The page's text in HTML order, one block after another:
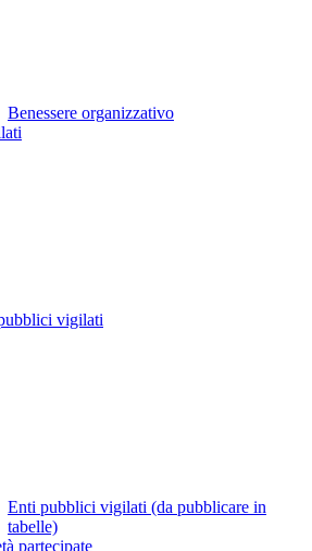
Benessere organizzativo
vigilati
Enti pubblici vigilati (da pubblicare in
tabelle)
partecipate